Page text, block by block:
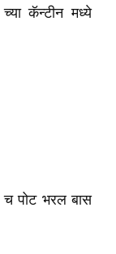
कॅन्टीन मध्ये
च पोट भरल बास